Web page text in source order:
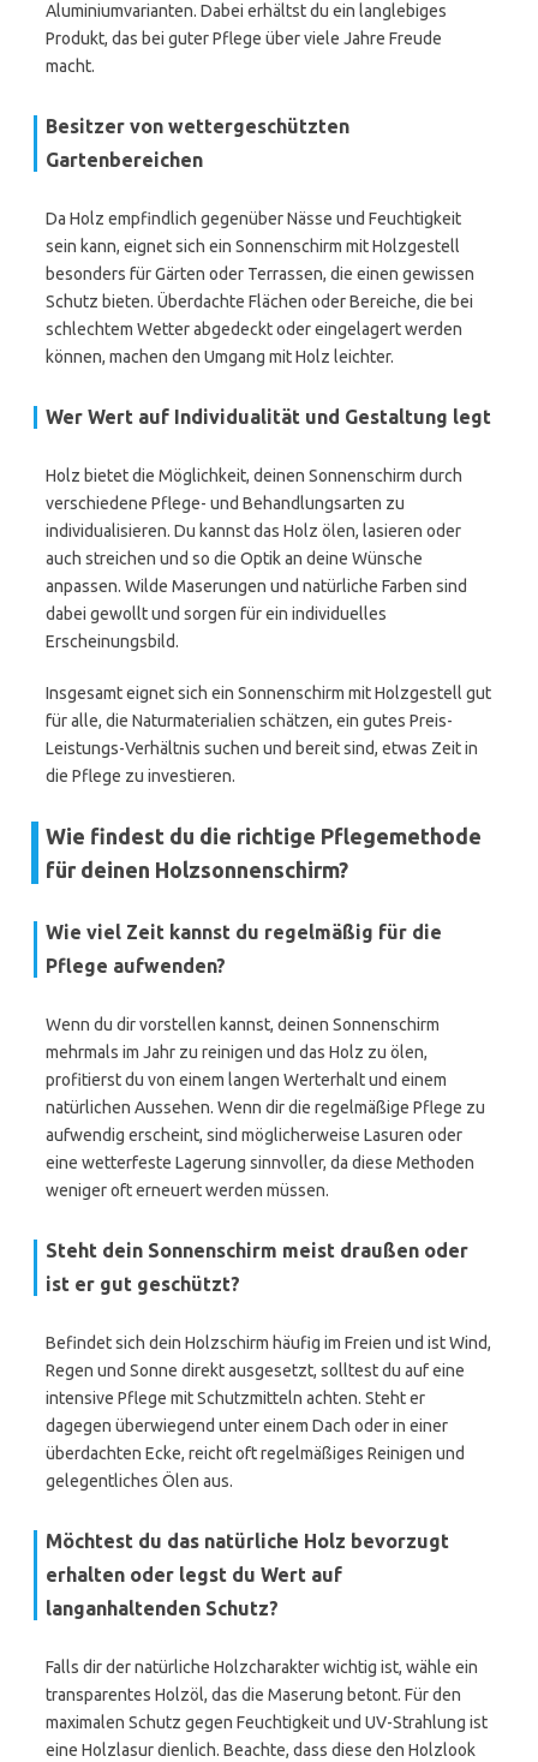
Aluminiumvarianten. Dabei erhältst du ein langlebiges
Produkt, das bei guter Pflege über viele Jahre Freude
macht.
Besitzer von wettergeschützten
Gartenbereichen
Da Holz empfindlich gegenüber Nässe und Feuchtigkeit
sein kann, eignet sich ein Sonnenschirm mit Holzgestell
besonders für Gärten oder Terrassen, die einen gewissen
Schutz bieten. Überdachte Flächen oder Bereiche, die bei
schlechtem Wetter abgedeckt oder eingelagert werden
können, machen den Umgang mit Holz leichter.
Wer Wert auf Individualität und Gestaltung legt
Holz bietet die Möglichkeit, deinen Sonnenschirm durch
verschiedene Pflege- und Behandlungsarten zu
individualisieren. Du kannst das Holz ölen, lasieren oder
auch streichen und so die Optik an deine Wünsche
anpassen. Wilde Maserungen und natürliche Farben sind
dabei gewollt und sorgen für ein individuelles
Erscheinungsbild.
Insgesamt eignet sich ein Sonnenschirm mit Holzgestell gut
für alle, die Naturmaterialien schätzen, ein gutes Preis-
Leistungs-Verhältnis suchen und bereit sind, etwas Zeit in
die Pflege zu investieren.
Wie findest du die richtige Pflegemethode
für deinen Holzsonnenschirm?
Wie viel Zeit kannst du regelmäßig für die
Pflege aufwenden?
Wenn du dir vorstellen kannst, deinen Sonnenschirm
mehrmals im Jahr zu reinigen und das Holz zu ölen,
profitierst du von einem langen Werterhalt und einem
natürlichen Aussehen. Wenn dir die regelmäßige Pflege zu
aufwendig erscheint, sind möglicherweise Lasuren oder
eine wetterfeste Lagerung sinnvoller, da diese Methoden
weniger oft erneuert werden müssen.
Steht dein Sonnenschirm meist draußen oder
ist er gut geschützt?
Befindet sich dein Holzschirm häufig im Freien und ist Wind,
Regen und Sonne direkt ausgesetzt, solltest du auf eine
intensive Pflege mit Schutzmitteln achten. Steht er
dagegen überwiegend unter einem Dach oder in einer
überdachten Ecke, reicht oft regelmäßiges Reinigen und
gelegentliches Ölen aus.
Möchtest du das natürliche Holz bevorzugt
erhalten oder legst du Wert auf
langanhaltenden Schutz?
Falls dir der natürliche Holzcharakter wichtig ist, wähle ein
transparentes Holzöl, das die Maserung betont. Für den
maximalen Schutz gegen Feuchtigkeit und UV-Strahlung ist
eine Holzlasur dienlich. Beachte, dass diese den Holzlook